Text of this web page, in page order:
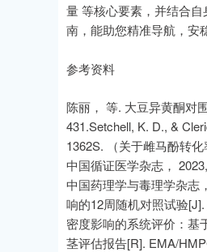
量 等核心要素，并结合
南，能助您精准导航，安
参考资料
陈丽， 等. 大豆异黄酮对
431.Setchell, K. D., &
1362S. （关于雌马酚转
中国循证医学杂志，
中国药理学与毒理学杂志
响的12周随机对照试验
密度影响的系统评价：基
茎评估报告[R]. EMA/